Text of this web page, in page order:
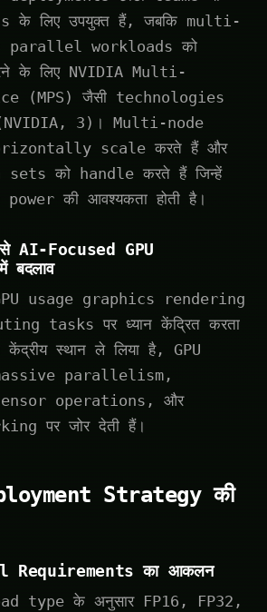
लिए उपयुक्त हैं, जबकि multi-
parallel workloads को
के लिए NVIDIA Multi-
(MPS) जैसी technologies
(NVIDIA, 3)। Multi-node
scale करते हैं और
को handle करते हैं जिन्हें
power की आवश्यकता होती है।
Focused GPU
बदलाव
usage graphics rendering
tasks पर ध्यान केंद्रित करता
स्थान ले लिया है, GPU
parallelism,
operations, और
पर जोर देती हैं।
Strategy की
Requirements का आकलन
type के अनुसार FP16, FP32,